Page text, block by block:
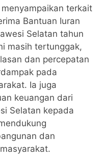
terkait
Bantuan Iuran
Selatan tahun
masih tertunggak,
dan percepatan
pada
Ia juga
keuangan dari
Selatan kepada
dan